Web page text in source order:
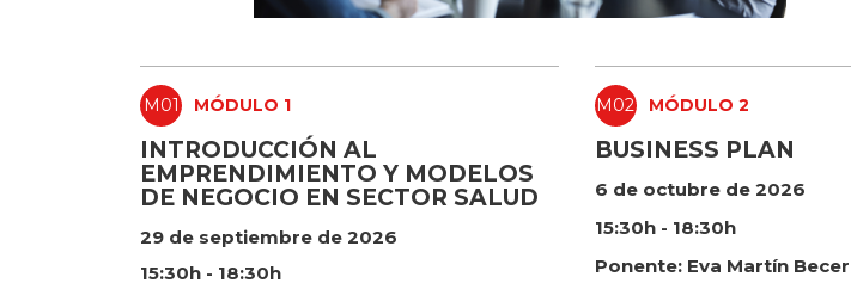
M01 MÓDULO 1
INTRODUCCIÓN AL
EMPRENDIMIENTO Y MODELOS
DE NEGOCIO EN SECTOR SALUD
29 de septiembre de 2026
15:30h - 18:30h
M02 MÓDULO 2
BUSINESS PLAN
6 de octubre de 2026
15:30h - 18:30h
Ponente: Eva Martín